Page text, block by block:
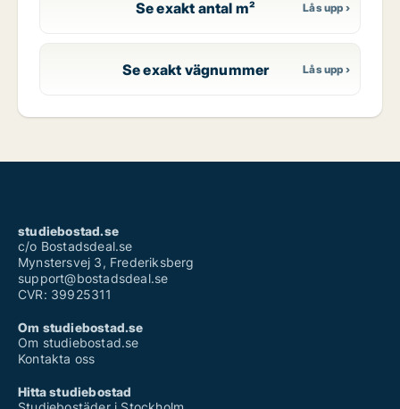
Se exakt antal m²
Se exakt vägnummer
studiebostad.se
c/o Bostadsdeal.se
Mynstersvej 3, Frederiksberg
support@bostadsdeal.se
CVR: 39925311
Om studiebostad.se
Om studiebostad.se
Kontakta oss
Hitta studiebostad